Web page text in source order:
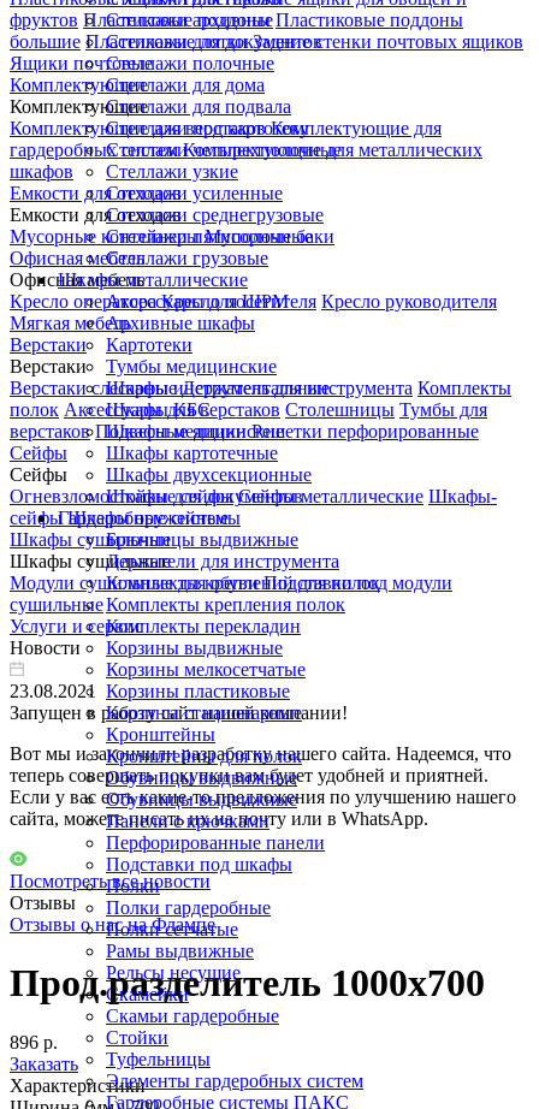
Стеллажи архивные
Стеллажи для документов
Стеллажи полочные
Стеллажи для дома
Стеллажи для подвала
Стеллажи под картотеку
Стеллажи четырехполочные
Стеллажи узкие
Стеллажи усиленные
Стеллажи среднегрузовые
Стеллажи пятиполочные
Стеллажи грузовые
Шкафы металлические
Аксессуары для ШРМ
Архивные шкафы
Картотеки
Тумбы медицинские
Шкафы инструментальные
Шкафы КБС
Шкафы медицинские
Шкафы картотечные
Шкафы двухсекционные
Шкафы для документов
Гардеробные системы
Брючницы выдвижные
Держатели для инструмента
Комплекты креплений для полок
Комплекты крепления полок
Комплекты перекладин
Корзины выдвижные
Корзины мелкосетчатые
Корзины пластиковые
Корзины стационарные
Кронштейны
Кронштейны для полок
Обувницы выдвижные
Обувницы выдвижные
Панели с крючками
Перфорированные панели
Подставки под шкафы
Полки
Полки гардеробные
Полки сетчатые
Рамы выдвижные
Рельсы несущие
Скамейки
Скамьи гардеробные
Стойки
Туфельницы
Элементы гардеробных систем
Гардеробные системы ПАКС
фруктов Пластиковые поддоны Пластиковые поддоны
большие Пластиковые лотки Задние стенки почтовых ящиков
Ящики почтовые
Комплектующие
Комплектующие
Комплектующие для верстаков Комплектующие для
гардеробных систем Комплектующие для металлических
шкафов
Емкости для отходов
Емкости для отходов
Мусорные контейнеры Мусорные баки
Офисная мебель
Офисная мебель
Кресло оператора Кресло посетителя Кресло руководителя
Мягкая мебель
Верстаки
Верстаки
Верстаки слесарные Держатель для инструмента Комплекты
полок Аксессуары для верстаков Столешницы Тумбы для
верстаков Подвесные ящики Решетки перфорированные
Сейфы
Сейфы
Огневзломостойкие сейфы Сейфы металлические Шкафы-
сейфы Шкафы оружейные
Шкафы сушильные
Шкафы сушильные
Модули сушильные для обуви Подставки под модули
сушильные
Услуги и сервис
Новости
23.08.2021
Запущен в работу сайт нашей компании!
Вот мы и закончили разработку нашего сайта. Надеемся, что
теперь совершать покупки вам будет удобней и приятней.
Если у вас есть какие-то предложения по улучшению нашего
сайта, можете писать их на почту или в WhatsApp.
Посмотреть все новости
Отзывы
Отзывы о нас на Флампе
Прод.разделитель 1000x700
896 р.
Заказать
Характеристики